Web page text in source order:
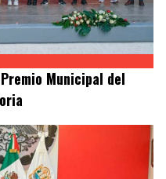
Municipal del